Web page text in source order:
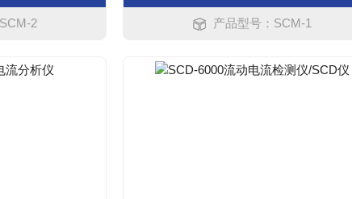
2 产品型号：SCM-1